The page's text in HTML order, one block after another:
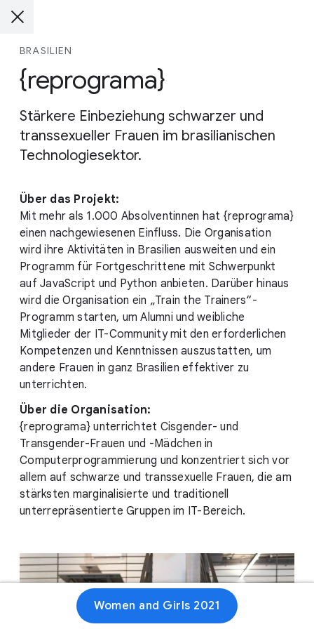
BRASILIEN
{reprograma}
Stärkere Einbeziehung schwarzer und
transsexueller Frauen im brasilianischen
Technologiesektor.
Über das Projekt:
Mit mehr als 1.000 Absolventinnen hat {reprograma}
einen nachgewiesenen Einfluss. Die Organisation
wird ihre Aktivitäten in Brasilien ausweiten und ein
Programm für Fortgeschrittene mit Schwerpunkt
auf JavaScript und Python anbieten. Darüber hinaus
wird die Organisation ein „Train the Trainers“-
Programm starten, um Alumni und weibliche
Mitglieder der IT-Community mit den erforderlichen
Kompetenzen und Kenntnissen auszustatten, um
andere Frauen in ganz Brasilien effektiver zu
unterrichten.
Über die Organisation:
{reprograma} unterrichtet Cisgender- und
Transgender-Frauen und -Mädchen in
Computerprogrammierung und konzentriert sich vor
allem auf schwarze und transsexuelle Frauen, die am
stärksten marginalisierte und traditionell
unterrepräsentierte Gruppen im IT-Bereich.
Women and Girls 2021